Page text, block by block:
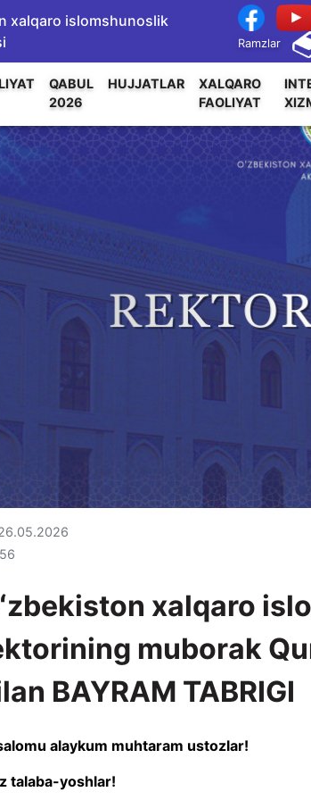
xalqaro islomshunoslik
Ramzlar
QABUL
2026
HUJJATLAR
XALQARO
FAOLIYAT
56
xalqaro
muborak
BAYRAM TABRIGI
alaykum muhtaram ustozlar!
talaba-yoshlar!